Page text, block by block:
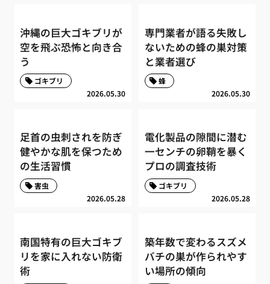
沖縄の巨大ゴキブリが
空を飛ぶ恐怖と向き合
う
2026.05.30
ゴキブリ
専門業者が語る失敗し
ないための蜂の巣対策
と業者選び
2026.05.30
蜂
足首の虫刺されを防ぎ
健やかな肌を保つため
の生活習慣
2026.05.28
害虫
電化製品の隙間に潜む
一センチの卵鞘を暴く
プロの調査技術
2026.05.28
ゴキブリ
南国特有の巨大ゴキブ
リを家に入れない防衛
術
築年数で変わるスズメ
バチの巣が作られやす
い場所の傾向